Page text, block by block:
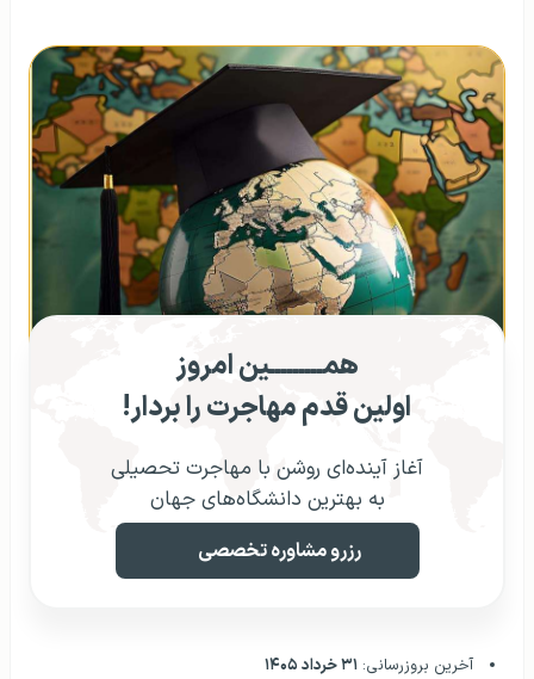
همـــــــــین امروز
اولین قدم مهاجرت را بردار!
آغاز آینده‌ای روشن با مهاجرت تحصیلی
به بهترین دانشگاه‌های جهان
رزرو مشاوره تخصصی
آخرین بروزرسانی: ۳۱ خرداد ۱۴۰۵